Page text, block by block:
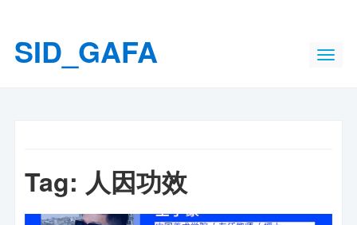
SID_GAFA
Tag: 人因功效